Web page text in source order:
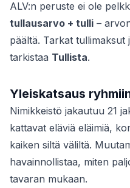
ALV:n peruste ei ole
tullausarvo + tulli –
päältä. Tarkat tullimaksut
tarkistaa Tullista.
Yleiskatsaus
Nimikkeistö jakautuu 21
kattavat eläviä eläimiä,
kaiken siltä väliltä.
havainnollistaa, miten
tavaran mukaan.